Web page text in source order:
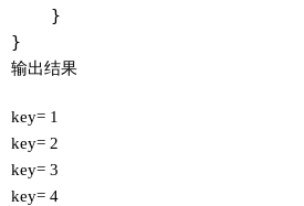
    }
}
输出结果
key= 1
key= 2
key= 3
key= 4